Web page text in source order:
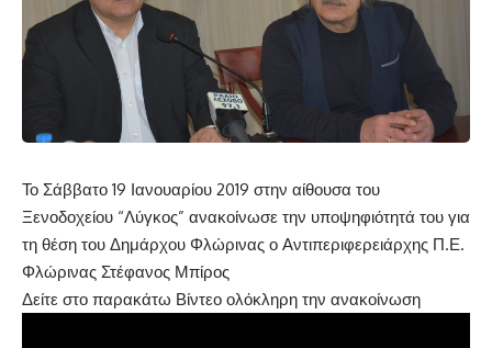
Το Σάββατο 19 Ιανουαρίου 2019 στην αίθουσα του
Ξενοδοχείου “Λύγκος” ανακοίνωσε την υποψηφιότητά του για
τη θέση του Δημάρχου Φλώρινας ο Αντιπεριφερειάρχης Π.Ε.
Φλώρινας Στέφανος Μπίρος
Δείτε στο παρακάτω Βίντεο ολόκληρη την ανακοίνωση